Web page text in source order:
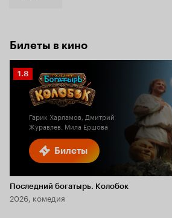
Билеты в кино
Билеты
Рейтинг
Кинопоиска
1.8
Гарик Харламов, Дмитрий
Журавлев, Мила Ершова
Последний богатырь. Колобок
2026, комедия